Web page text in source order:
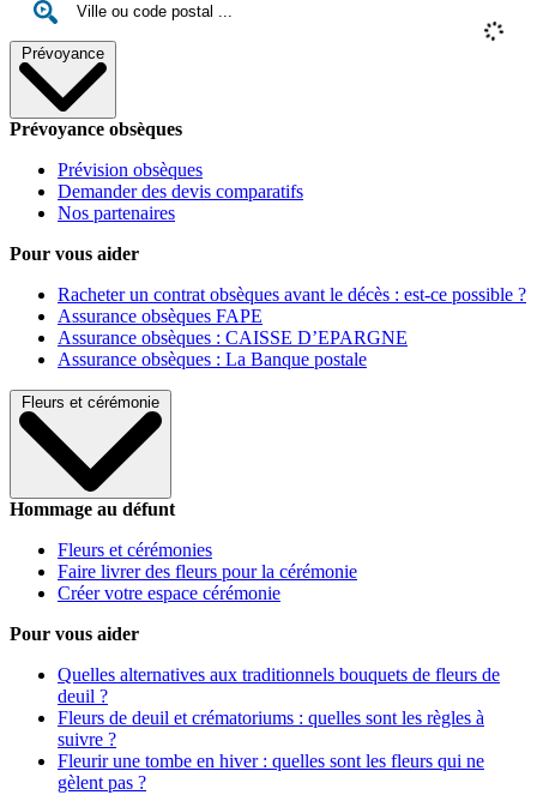
Prévoyance
Prévoyance obsèques
Prévision obsèques
Demander des devis comparatifs
Nos partenaires
Pour vous aider
Racheter un contrat obsèques avant le décès : est-ce possible ?
Assurance obsèques FAPE
Assurance obsèques : CAISSE D’EPARGNE
Assurance obsèques : La Banque postale
Fleurs et cérémonie
Hommage au défunt
Fleurs et cérémonies
Faire livrer des fleurs pour la cérémonie
Créer votre espace cérémonie
Pour vous aider
Quelles alternatives aux traditionnels bouquets de fleurs de
deuil ?
Fleurs de deuil et crématoriums : quelles sont les règles à
suivre ?
Fleurir une tombe en hiver : quelles sont les fleurs qui ne
gèlent pas ?